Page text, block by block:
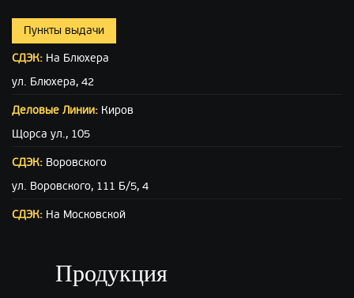
Пункты выдачи
СДЭК: На Блюхера
ул. Блюхера, 42
Деловые Линии: Киров
Щорса ул., 105
СДЭК: Воровского
ул. Воровского, 111 Б/5, 4
СДЭК: На Московской
Киров
г.Киров, ул.Производственная 22
Продукция